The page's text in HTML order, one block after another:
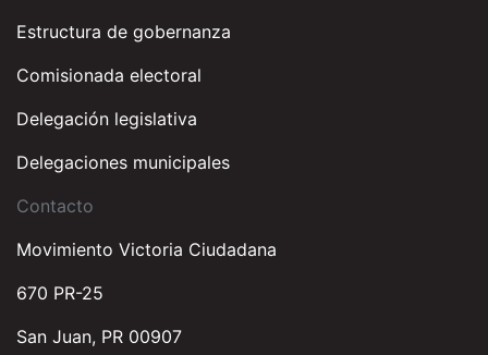
Estructura de gobernanza
Comisionada electoral
Delegación legislativa
Delegaciones municipales
Contacto
Movimiento Victoria Ciudadana
670 PR-25
San Juan, PR 00907